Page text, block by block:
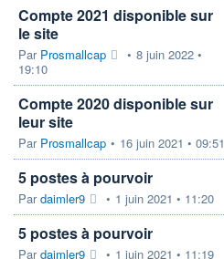
Compte 2021 disponible sur
le site
Par Prosmallcap • 8 juin 2022 •
19:10
Compte 2020 disponible sur
leur site
Par Prosmallcap • 16 juin 2021 • 09:51
5 postes à pourvoir
Pardaimler9 • 1 juin 2021 • 11:20
5 postes à pourvoir
Pardaimler9 • 1 juin 2021 • 11:19